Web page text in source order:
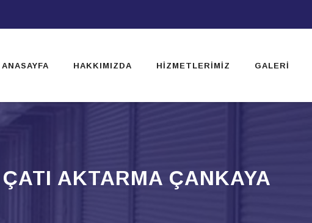
ANASAYFA HAKKIMIZDA HIZMETLERIMIZ GALERI
ÇATI AKTARMA ÇANKAYA